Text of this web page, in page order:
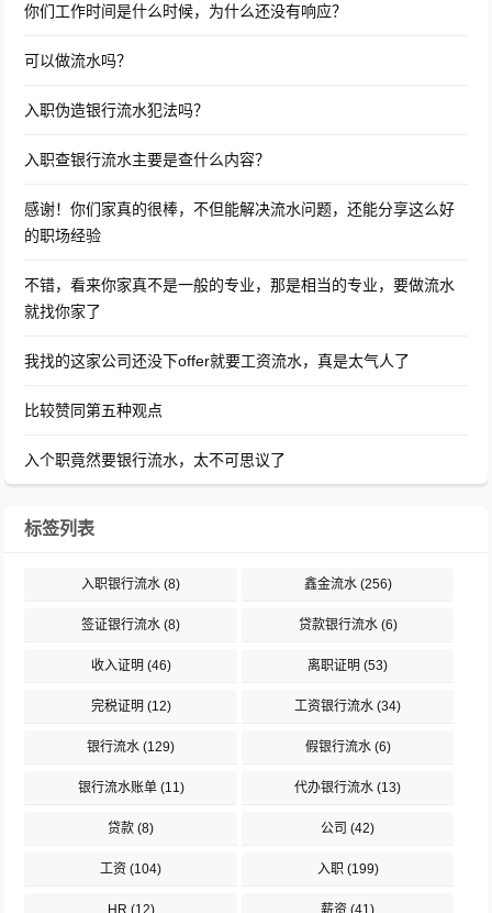
你们工作时间是什么时候，为什么还没有响应？
可以做流水吗？
入职伪造银行流水犯法吗？
入职查银行流水主要是查什么内容？
感谢！你们家真的很棒，不但能解决流水问题，还能分享这么好
的职场经验
不错，看来你家真不是一般的专业，那是相当的专业，要做流水
就找你家了
我找的这家公司还没下offer就要工资流水，真是太气人了
比较赞同第五种观点
入个职竟然要银行流水，太不可思议了
标签列表
入职银行流水 (8) 鑫金流水(256)
签证银行流水 (8) 贷款银行流水(6)
收入证明 (46) 离职证明 (53)
完税证明 (12) 工资银行流水 (34)
银行流水 (129) 假银行流水(6)
银行流水账单(11) 代办银行流水 (13)
贷款 (8) 公司 (42)
工资 (104) 入职 (199)
HR (12) 薪资 (41)